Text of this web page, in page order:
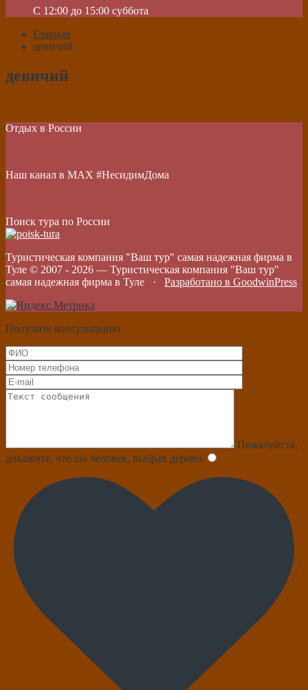
C 12:00 до 15:00 суббота
Главная
девичий
девичий
Отдых в России
Наш канал в МАХ #НесидимДома
Поиск тура по России
Туристическая компания "Ваш тур" самая надежная фирма в
Туле © 2007 - 2026 — Туристическая компания "Ваш тур"
самая надежная фирма в Туле · Разработано в GoodwinPress
Получите консультацию
Пожалуйста,
докажите, что вы человек, выбрав дерево.